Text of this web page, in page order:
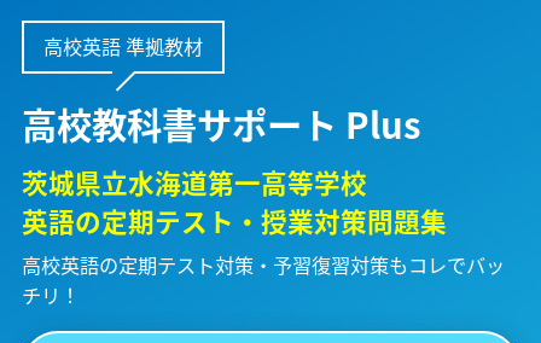
高校英語 準拠教材
高校教科書サポート Plus
茨城県立水海道第一高等学校
英語の定期テスト・授業対策問題集
高校英語の定期テスト対策・予習復習対策もコレでバッ
チリ！